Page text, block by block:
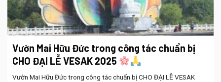
Vườn Mai Hữu Đức trong công tác chuẩn bị
CHO ĐẠI LỄ VESAK 2025
Vườn Mai Hữu Đức trong công tác chuẩn bị CHO ĐẠI LỄ VESAK